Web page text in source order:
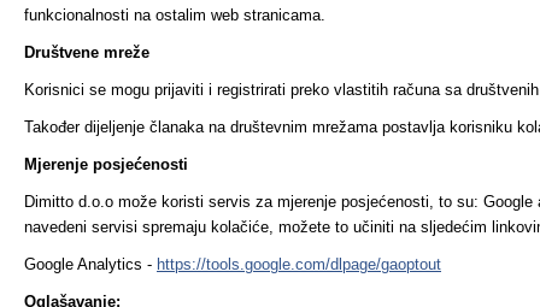
funkcionalnosti na ostalim web stranicama.
Društvene mreže
Korisnici se mogu prijaviti i registrirati preko vlastitih računa sa
Također dijeljenje članaka na društevnim mrežama postavlja korisniku
Mjerenje posjećenosti
Dimitto d.o.o može koristi servis za mjerenje posjećenosti, to su:
navedeni servisi spremaju kolačiće, možete to učiniti na sljedećim
Google Analytics - https://tools.google.com/dlpage/gaoptout
Oglašavanje: